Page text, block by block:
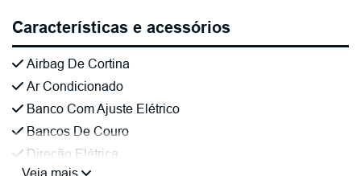
Características e acessórios
Airbag De Cortina
Ar Condicionado
Banco Com Ajuste Elétrico
Bancos De Couro
Direção Elétrica
Veja mais